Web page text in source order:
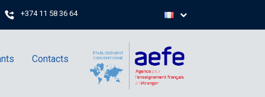
+374 11 58 36 64
Contacts